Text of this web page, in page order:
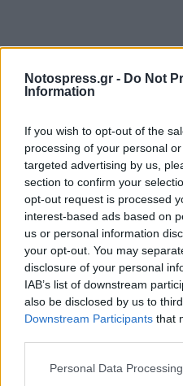
Notospress.gr - Do Not
Information
If you wish to opt-out of the
processing of your personal
targeted advertising by us,
section to confirm your
opt-out request is processed
interest-based ads based on
us or personal information
your opt-out. You may
disclosure of your personal
IAB’s list of downstream
also be disclosed by us to
Downstream Participants that
Personal Data
Δήμος Μονεμβασιάς